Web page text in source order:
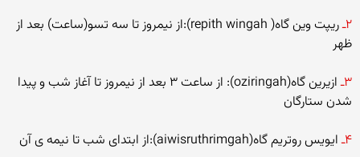
۲ـ
ریپت وین گاه( repith wingah):از نیمروز تا سه تسو(ساعت) بعد از
ظهر
۳ـ
ازیرین گاه(oziringah): از ساعت ۳ بعد از نیمروز تا آغاز شب و پیدا
شدن ستارگان
۴ـ ایویس روتریم گاه(aiwisruthrimgah):از ابتدای شب تا نیمه ی آن